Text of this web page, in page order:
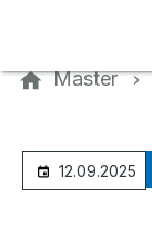
Master
12.09.2025